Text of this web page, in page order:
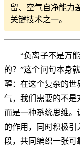
留、空气自净能力
关键技术之一。
“负离子不是万
的？”这个问句本身
醒：在这个复杂的
气，我们需要的不是
而是一种系统思维
的作用，同时积极
段，共同编织一张可